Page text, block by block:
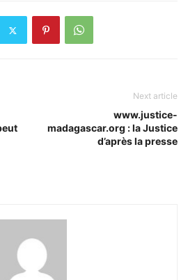
Next article
www.justice-
madagascar.org : la Justice
d’après la presse